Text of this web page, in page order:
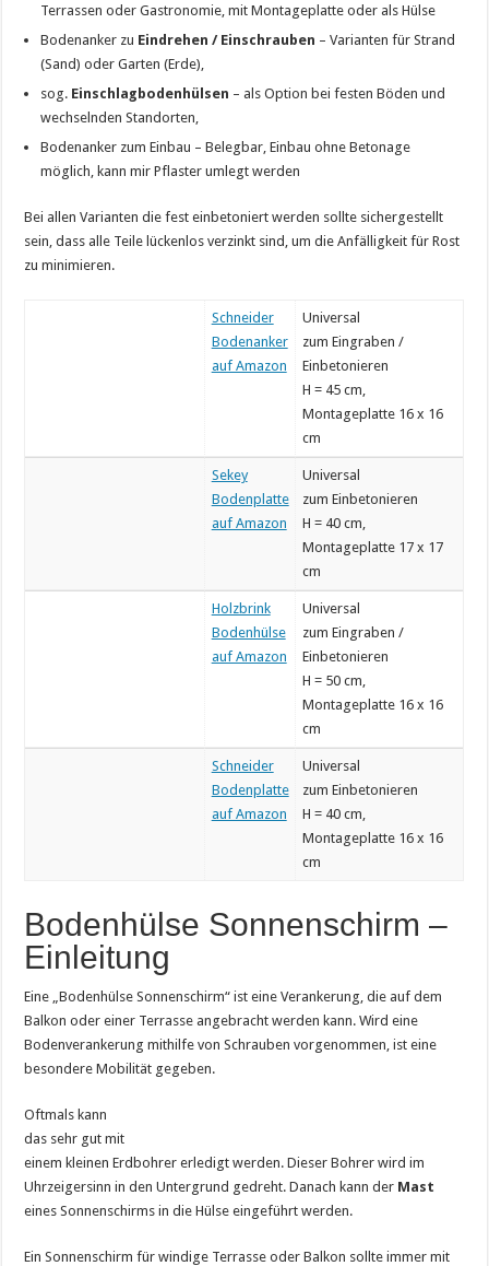
Terrassen oder Gastronomie, mit Montageplatte oder als Hülse
Bodenanker zu Eindrehen / Einschrauben – Varianten für Strand
(Sand) oder Garten (Erde),
sog. Einschlagbodenhülsen – als Option bei festen Böden und
wechselnden Standorten,
Bodenanker zum Einbau – Belegbar, Einbau ohne Betonage
möglich, kann mir Pflaster umlegt werden
Bei allen Varianten die fest einbetoniert werden sollte sichergestellt
sein, dass alle Teile lückenlos verzinkt sind, um die Anfälligkeit für Rost
zu minimieren.
Schneider
Bodenanker
auf Amazon
Universal
zum Eingraben /
Einbetonieren
H = 45 cm,
Montageplatte 16 x 16
cm
Sekey
Bodenplatte
auf Amazon
Universal
zum Einbetonieren
H = 40 cm,
Montageplatte 17 x 17
cm
Holzbrink
Bodenhülse
auf Amazon
Universal
zum Eingraben /
Einbetonieren
H = 50 cm,
Montageplatte 16 x 16
cm
Schneider
Bodenplatte
auf Amazon
Universal
zum Einbetonieren
H = 40 cm,
Montageplatte 16 x 16
cm
Bodenhülse Sonnenschirm –
Einleitung
Eine „Bodenhülse Sonnenschirm“ ist eine Verankerung, die auf dem
Balkon oder einer Terrasse angebracht werden kann. Wird eine
Bodenverankerung mithilfe von Schrauben vorgenommen, ist eine
besondere Mobilität gegeben.
Oftmals kann
das sehr gut mit
einem kleinen Erdbohrer erledigt werden. Dieser Bohrer wird im
Uhrzeigersinn in den Untergrund gedreht. Danach kann der Mast
eines Sonnenschirms in die Hülse eingeführt werden.
Ein Sonnenschirm für windige Terrasse oder Balkon sollte immer mit